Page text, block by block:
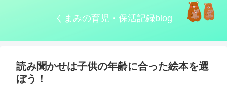
くまみの育児・保活記録blog
読み聞かせは子供の年齢に合った絵本を選
ぼう！